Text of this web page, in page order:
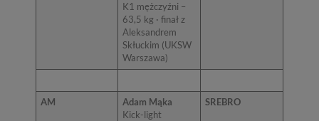
K1 mężczyźni –
63,5 kg · finał z
Aleksandrem
Skłuckim (UKSW
Warszawa)
AM
Adam Mąka
Kick-light
SREBRO